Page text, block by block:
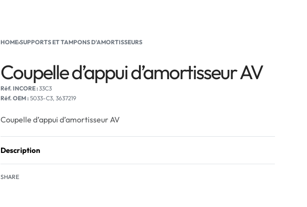
HOME›SUPPORTS ET TAMPONS D'AMORTISSEURS
Coupelle d’appui d’amortisseur AV
33C3
Réf. OEM : 5033-C3, 3637219
Coupelle d’appui d’amortisseur AV
Description
SHARE